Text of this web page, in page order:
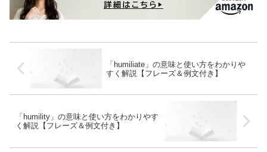
「humiliate」の意味と使い方をわかりや
すく解説【フレーズ＆例文付き】
「humility」の意味と使い方をわかりやす
く解説【フレーズ＆例文付き】